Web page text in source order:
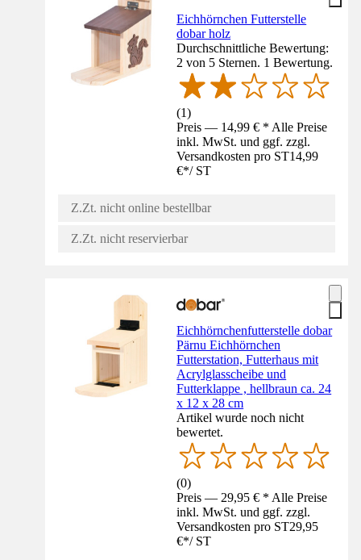
Eichhörnchen Futterstelle
dobar holz
Durchschnittliche Bewertung:
2 von 5 Sternen. 1 Bewertung.
(1)
Preis — 14,99 € * Alle Preise
inkl. MwSt. und ggf. zzgl.
Versandkosten pro ST14,99
€*/ ST
Z.Zt. nicht online bestellbar
Z.Zt. nicht reservierbar
Eichhörnchenfutterstelle dobar
Pärnu Eichhörnchen
Futterstation, Futterhaus mit
Acrylglasscheibe und
Futterklappe , hellbraun ca. 24
x 12 x 28 cm
Artikel wurde noch nicht
bewertet.
(0)
Preis — 29,95 € * Alle Preise
inkl. MwSt. und ggf. zzgl.
Versandkosten pro ST29,95
€*/ ST